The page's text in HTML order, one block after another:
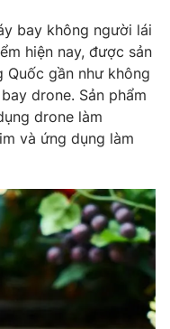
bay không người lái
hiện nay, được sản
Quốc gần như không
drone. Sản phẩm
drone làm
và ứng dụng làm